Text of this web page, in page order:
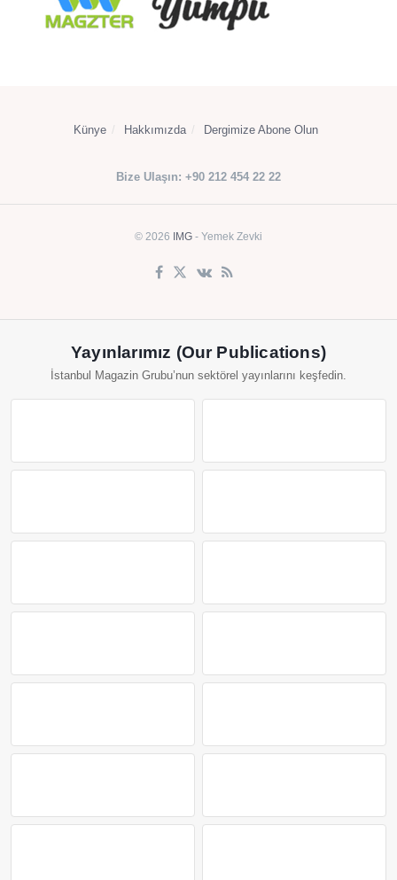
Künye Hakkımızda Dergimize Abone Olun
Bize Ulaşın: +90 212 454 22 22
© 2026 IMG - Yemek Zevki
Yayınlarımız (Our Publications)
İstanbul Magazin Grubu’nun sektörel yayınlarını keşfedin.